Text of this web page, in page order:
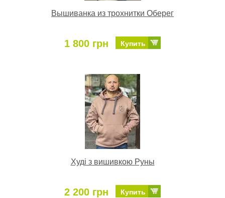
Вышиванка из трохнитки Оберег
1 800 грн Купить
Худі з вишивкою Руны
2 200 грн Купить